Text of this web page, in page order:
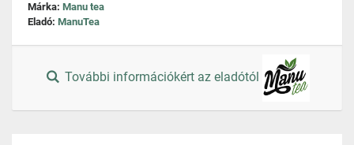
Márka: Manu tea
Eladó: ManuTea
További információkért az eladótól